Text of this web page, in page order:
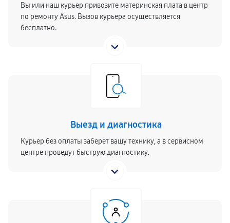
Вы или наш курьер привозите материнская плата в центр
по ремонту Asus. Вызов курьера осуществляется
бесплатно.
Выезд и диагностика
Курьер без оплаты заберет вашу технику, а в сервисном
центре проведут быструю диагностику.